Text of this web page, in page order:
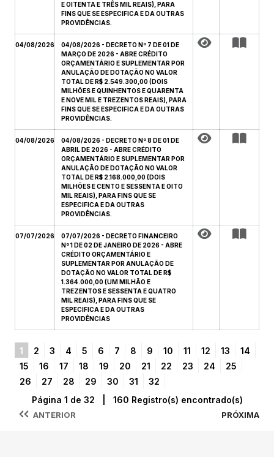
E OITENTA E TRÊS MIL REAIS), PARA
FINS QUE SE ESPECIFICA E DA OUTRAS
PROVIDÊNCIAS.
04/08/2026
04/08/2026 - DECRETO Nº 7 DE 01 DE
MARÇO DE 2026 - ABRE CRÉDITO
ORÇAMENTÁRIO E SUPLEMENTAR POR
ANULAÇÃO DE DOTAÇÃO NO VALOR
TOTAL DE R$ 2.549.300,00 (DOIS
MILHÕES E QUINHENTOS E QUARENTA
E NOVE MIL E TREZENTOS REAIS), PARA
FINS QUE SE ESPECIFICA E DA OUTRAS
PROVIDÊNCIAS.
04/08/2026
04/08/2026 - DECRETO Nº 8 DE 01 DE
ABRIL DE 2026 - ABRE CRÉDITO
ORÇAMENTÁRIO E SUPLEMENTAR POR
ANULAÇÃO DE DOTAÇÃO NO VALOR
TOTAL DE R$ 2.168.000,00 (DOIS
MILHÕES E CENTO E SESSENTA E OITO
MIL REAIS), PARA FINS QUE SE
ESPECIFICA E DA OUTRAS
PROVIDÊNCIAS.
07/07/2026
07/07/2026 - DECRETO FINANCEIRO
Nº 1 DE 02 DE JANEIRO DE 2026 - ABRE
CRÉDITO ORÇAMENTÁRIO E
SUPLEMENTAR POR ANULAÇÃO DE
DOTAÇÃO NO VALOR TOTAL DE R$
1.364.000,00 (UM MILHÃO E
TREZENTOS E SESSENTA E QUATRO
MIL REAIS), PARA FINS QUE SE
ESPECIFICA E DA OUTRAS
PROVIDÊNCIAS
1 2 3 4 5 6 7 8 9 10 11 12 13
14
15
16 17 18 19 20 21 22 23 24
25
26
27 28 29 30 31 32
ANTERIOR
Página 1 de 32 | 160 Registro(s) encontrado(s)
PRÓXIMA